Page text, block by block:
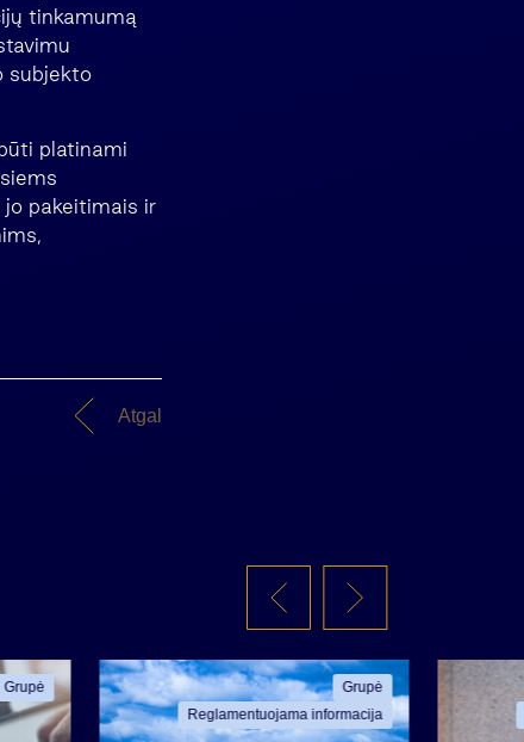
tinkamumą
subjekto
platinami
pakeitimais ir
Atgal
Grupė
Grupė
Reglamentuojama informacija